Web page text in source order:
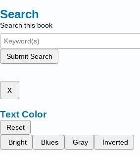
Search
Search this book
Submit Search
x
Text Color
Reset
Bright
Blues Gray Inverted